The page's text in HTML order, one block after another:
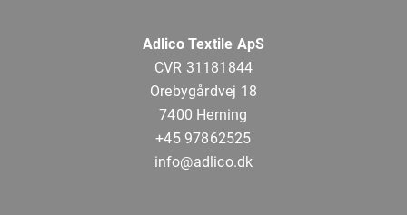
Adlico Textile ApS
CVR 31181844
Orebygårdvej 18
7400 Herning
+45 97862525
info@adlico.dk